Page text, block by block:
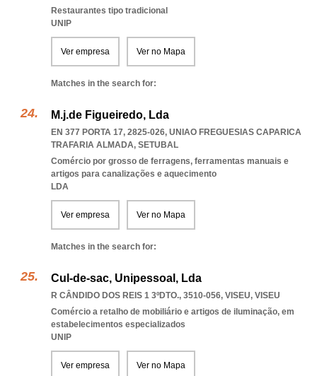
Restaurantes tipo tradicional
UNIP
Ver empresa Ver no Mapa
Matches in the search for:
M.j.de Figueiredo, Lda
EN 377 PORTA 17, 2825-026, UNIAO FREGUESIAS CAPARICA
TRAFARIA ALMADA, SETUBAL
Comércio por grosso de ferragens, ferramentas manuais e
artigos para canalizações e aquecimento
LDA
Ver empresa Ver no Mapa
Matches in the search for:
Cul-de-sac, Unipessoal, Lda
R CÂNDIDO DOS REIS 1 3ºDTO., 3510-056, VISEU, VISEU
Comércio a retalho de mobiliário e artigos de iluminação, em
estabelecimentos especializados
UNIP
Ver empresa Ver no Mapa